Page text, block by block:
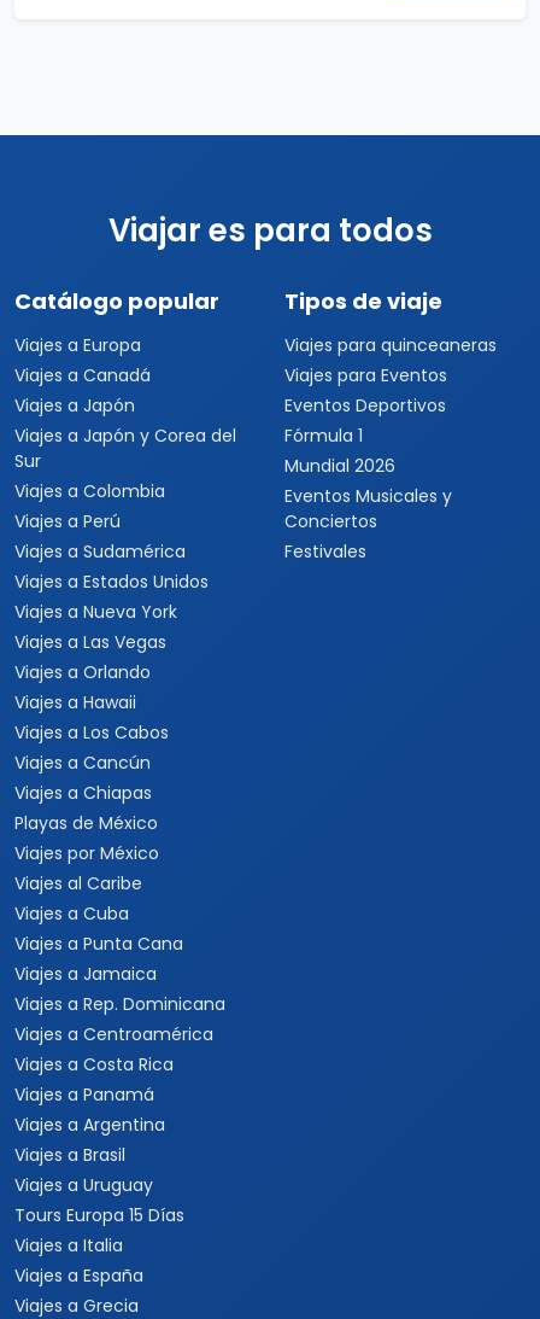
Viajar es para todos
Catálogo popular
Viajes a Europa
Viajes a Canadá
Viajes a Japón
Viajes a Japón y Corea del
Sur
Viajes a Colombia
Viajes a Perú
Viajes a Sudamérica
Viajes a Estados Unidos
Viajes a Nueva York
Viajes a Las Vegas
Viajes a Orlando
Viajes a Hawaii
Viajes a Los Cabos
Viajes a Cancún
Viajes a Chiapas
Playas de México
Viajes por México
Viajes al Caribe
Viajes a Cuba
Viajes a Punta Cana
Viajes a Jamaica
Viajes a Rep. Dominicana
Viajes a Centroamérica
Viajes a Costa Rica
Viajes a Panamá
Viajes a Argentina
Viajes a Brasil
Viajes a Uruguay
Tours Europa 15 Días
Viajes a Italia
Viajes a España
Viajes a Grecia
Tipos de viaje
Viajes para quinceaneras
Viajes para Eventos
Eventos Deportivos
Fórmula 1
Mundial 2026
Eventos Musicales y
Conciertos
Festivales